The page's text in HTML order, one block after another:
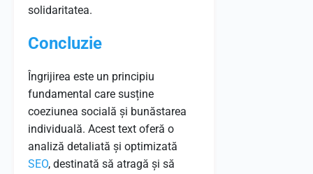
solidaritatea.
Concluzie
Îngrijirea este un principiu
fundamental care susține
coeziunea socială și bunăstarea
individuală. Acest text oferă o
analiză detaliată și optimizată
SEO, destinată să atragă și să